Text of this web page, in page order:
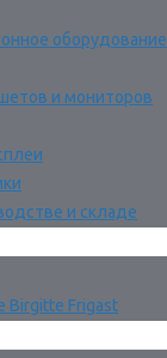
оборудование
и мониторов
и складе
Birgitte Frigast